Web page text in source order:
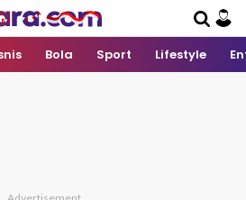
Bola Sport Lifestyle